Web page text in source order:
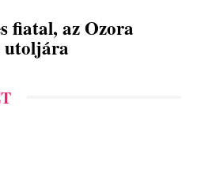
fiatal, az Ozora
utoljára